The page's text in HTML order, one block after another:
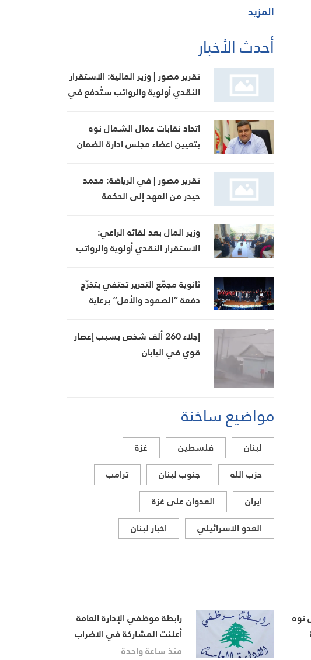
المزيد
أحدث الأخبار
تقرير مصور | وزير المالية: الاستقرار
النقدي أولوية والرواتب ستُدفع في
اتحاد نقابات عمال الشمال نوه
بتعيين اعضاء مجلس ادارة الضمان
تقرير مصور | في الرياضة: محمد
حيدر من العهد إلى الحكمة
وزير المال بعد لقائه الراعي:
الاستقرار النقدي أولوية والرواتب
ثانوية مجمّع التحرير تحتفي بتخرّج
دفعة “الصمود والأمل” برعاية
إجلاء 260 ألف شخص بسبب إعصار
قوي في اليابان
مواضيع ساخنة
لبنان فلسطين
غزة
حزب الله
جنوب لبنان
ترامب
ايران
العدوان على غزة
العدو الاسرائيلي
اخبار لبنان
نوه
رابطة موظفي الإدارة العامة
أعلنت المشاركة في الاضراب
العام الاثنين
منذ ساعة واحدة